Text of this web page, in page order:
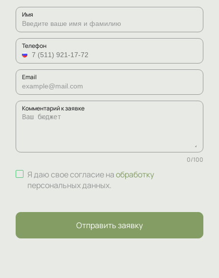
Имя
Телефон
Email
Комментарий к заявке
0/100
Я даю свое согласие наобработку
персональных данных.
Отправить заявку